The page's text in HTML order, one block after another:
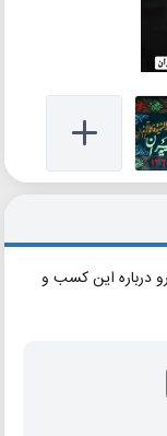
درباره این کسب و